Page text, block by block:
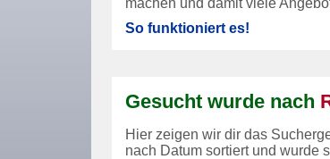
machen und damit viele
So funktioniert es!
Gesucht wurde nach
Hier zeigen wir dir das
nach Datum sortiert und wurde